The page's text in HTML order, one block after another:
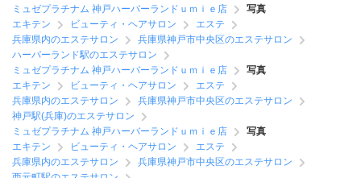
ミュゼプラチナム 神戸ハーバーランドｕｍｉｅ店
写真
エキテン
ビューティ・ヘアサロン
エステ
兵庫県内のエステサロン
兵庫県神戸市中央区のエステサロン
ハーバーランド駅のエステサロン
ミュゼプラチナム 神戸ハーバーランドｕｍｉｅ店
写真
エキテン
ビューティ・ヘアサロン
エステ
兵庫県内のエステサロン
兵庫県神戸市中央区のエステサロン
神戸駅(兵庫)のエステサロン
ミュゼプラチナム 神戸ハーバーランドｕｍｉｅ店
写真
エキテン
ビューティ・ヘアサロン
エステ
兵庫県内のエステサロン
兵庫県神戸市中央区のエステサロン